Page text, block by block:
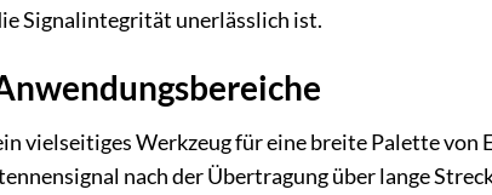
Signalintegrität unerlässlich ist.
vielseitiges Werkzeug für eine breite Palette von
nach der Übertragung über lange